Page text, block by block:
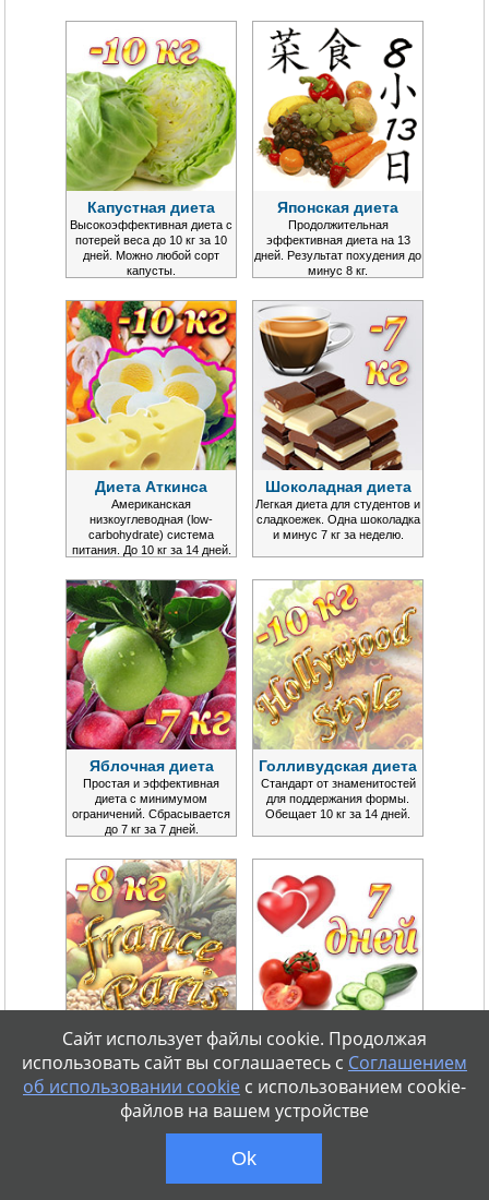
Капустная диета
Высокоэффективная диета с
потерей веса до 10 кг за 10
дней. Можно любой сорт
капусты.
Японская диета
Продолжительная
эффективная диета на 13
дней. Результат похудения до
минус 8 кг.
Диета Аткинса
Американская
низкоуглеводная (low-
carbohydrate) система
питания. До 10 кг за 14 дней.
Шоколадная диета
Легкая диета для студентов и
сладкоежек. Одна шоколадка
и минус 7 кг за неделю.
Яблочная диета
Простая и эффективная
диета с минимумом
ограничений. Сбрасывается
до 7 кг за 7 дней.
Голливудская диета
Стандарт от знаменитостей
для поддержания формы.
Обещает 10 кг за 14 дней.
Французская диета
Почему француженки не
толстеют? Меню от самой
стройной нации на 14 дней.
Любимая диета
Огромнейшая популярность
дней. Быстрая потеря веса.
Сайт использует файлы cookie. Продолжая
использовать сайт вы соглашаетесь с Соглашением
об использовании cookieс использованием cookie-
файлов на вашем устройстве
Ok